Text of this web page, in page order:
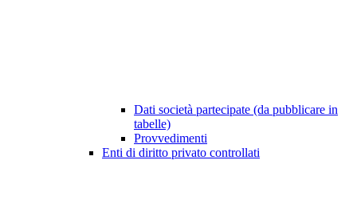
Dati società partecipate (da pubblicare in
tabelle)
Provvedimenti
Enti di diritto privato controllati